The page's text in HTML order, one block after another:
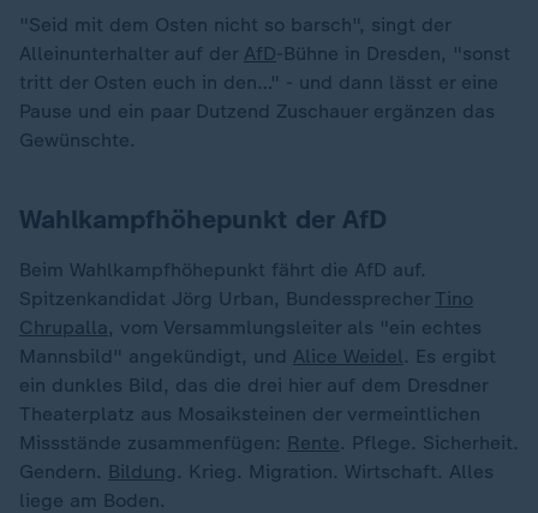
"Seid mit dem Osten nicht so barsch", singt der
Alleinunterhalter auf der AfD-Bühne in Dresden, "sonst
tritt der Osten euch in den…" - und dann lässt er eine
Pause und ein paar Dutzend Zuschauer ergänzen das
Gewünschte.
Wahlkampfhöhepunkt der AfD
Beim Wahlkampfhöhepunkt fährt die AfD auf.
Spitzenkandidat Jörg Urban, Bundessprecher Tino
Chrupalla , vom Versammlungsleiter als "ein echtes
Mannsbild" angekündigt, und Alice Weidel. Es ergibt
ein dunkles Bild, das die drei hier auf dem Dresdner
Theaterplatz aus Mosaiksteinen der vermeintlichen
Missstände zusammenfügen: Rente. Pflege. Sicherheit.
Gendern. Bildung . Krieg. Migration. Wirtschaft. Alles
liege am Boden.